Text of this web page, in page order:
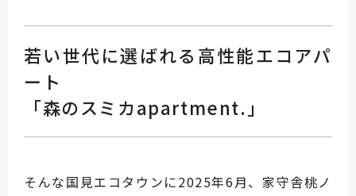
若い世代に選ばれる高性能エコアパ
ート
「森のスミカapartment.」
そんな国見エコタウンに2025年6月、家守舎桃ノ